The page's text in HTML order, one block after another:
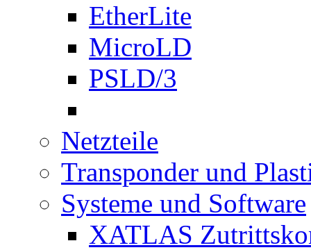
EtherLite
MicroLD
PSLD/3
Netzteile
Transponder und
Systeme und Software
XATLAS